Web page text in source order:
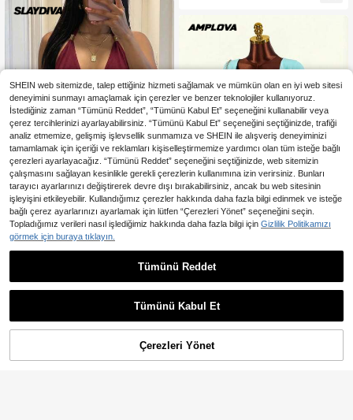
En Çok Satanlar
Slaydiva Kolye Askısı Metal Süslem
eli Geniş Kesimli Dar Kesimli Kırmızı
Kısa Pantolon, Sırt ve Göğüs Bölges
i Açıkta, Yaz Yeni Stili, Seksi Parti,
Doğum Günü Ziyafeti, Yaz Partisi Kı
yafeti, Y2K Kız Stili, Sevgililer Günü
Tek Parça Pantolon -E
En Çok Satanlar Amplova
Amplova Kadınlar için Düz Renk Mi
12 kaldı
394
SEPETE EKLE
SHEIN web sitemizde, talep ettiğiniz hizmeti sağlamak ve mümkün olan en iyi web sitesi
deneyimini sunmayı amaçlamak için çerezler ve benzer teknolojiler kullanıyoruz.
İstediğiniz zaman “Tümünü Reddet”, “Tümünü Kabul Et” seçeneğini kullanabilir veya
çerez tercihlerinizi ayarlayabilirsiniz. “Tümünü Kabul Et” seçeneğini seçtiğinizde, trafiği
analiz etmemize, gelişmiş işlevsellik sunmamıza ve SHEIN ile alışveriş deneyiminizi
tamamlamak için içeriği ve reklamları kişiselleştirmemize yardımcı olan tüm isteğe bağlı
çerezleri ayarlayacağız. “Tümünü Reddet” seçeneğini seçtiğinizde, web sitemizin
çalışmasını sağlayan kesinlikle gerekli çerezlerin kullanımına izin verirsiniz. Bunları
tarayıcı ayarlarınızı değiştirerek devre dışı bırakabilirsiniz, ancak bu web sitesinin
işleyişini etkileyebilir. Kullandığımız çerezler hakkında daha fazla bilgi edinmek ve isteğe
bağlı çerez ayarlarınızı ayarlamak için lütfen “Çerezleri Yönet” seçeneğini seçin.
Topladığımız verileri nasıl işlediğimiz hakkında daha fazla bilgi için Gizlilik Politikamızı
görmek için buraya tıklayın.
Tümünü Reddet
Tümünü Kabul Et
Çerezleri Yönet